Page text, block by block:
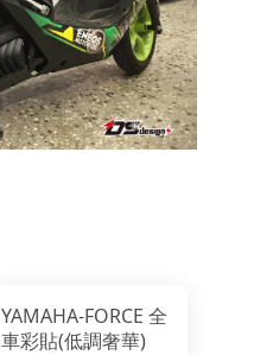
YAMAHA-FORCE 全
車彩貼(低調奢華)